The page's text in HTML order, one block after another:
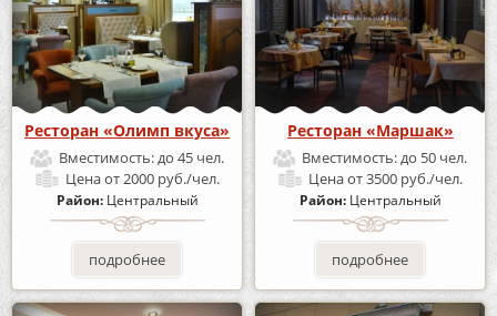
Ресторан «Олимп вкуса»
Вместимость:до 45 чел.
Ценаот 2000 руб./чел.
Район: Центральный
подробнее
Ресторан «Маршак»
Вместимость:до 50 чел.
Ценаот 3500 руб./чел.
Район: Центральный
подробнее